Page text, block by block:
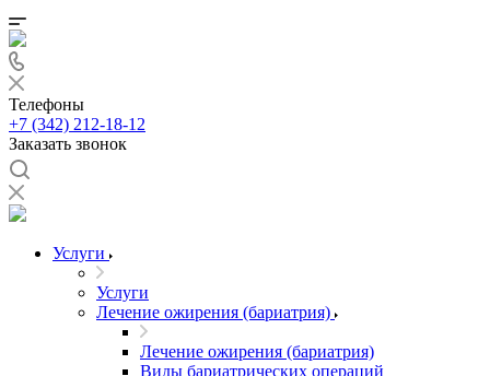
Телефоны
+7 (342) 212-18-12
Заказать звонок
Услуги
Услуги
Лечение ожирения (бариатрия)
Лечение ожирения (бариатрия)
Виды бариатрических операций